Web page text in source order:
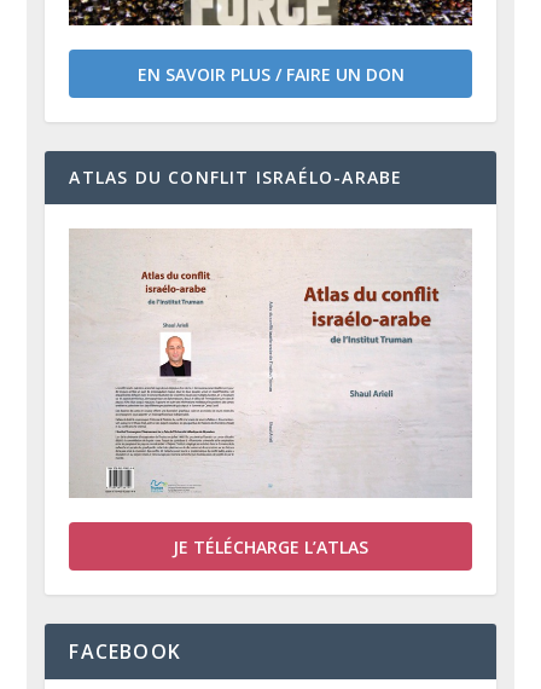
EN SAVOIR PLUS / FAIRE UN DON
ATLAS DU CONFLIT ISRAÉLO-ARABE
JE TÉLÉCHARGE L’ATLAS
FACEBOOK